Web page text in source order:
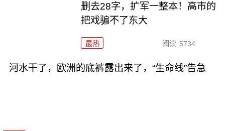
删去28字，扩军一整本！高市的
把戏骗不了东大
最热 阅读 5734
河水干了，欧洲的底裤露出来了，“生命线”告急